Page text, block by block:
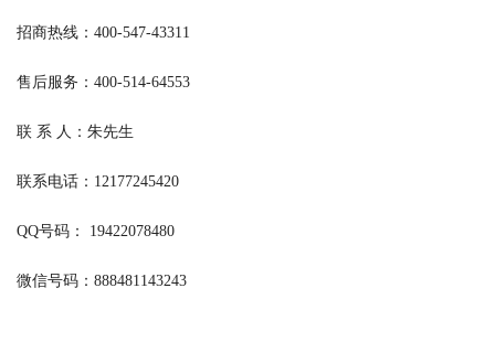
招商热线：400-547-43311
售后服务：400-514-64553
联 系 人：朱先生
联系电话：12177245420
QQ号码： 19422078480
微信号码：888481143243